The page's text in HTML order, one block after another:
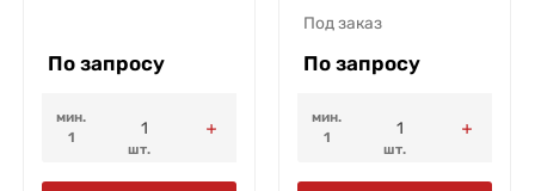
По запросу
мин.
1
шт.
Под заказ
По запросу
мин.
1
шт.